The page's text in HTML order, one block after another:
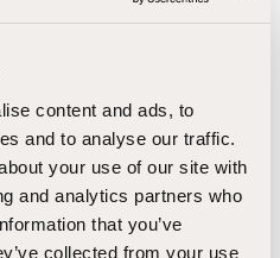
content and ads, to
and to analyse our traffic.
your use of our site with
and analytics partners who
that you’ve
collected from your use
kansanopisto ja
konserniin.
koulutusta vuosittain 3
ja ohjausalan suurin
vapaan sivistystyön
opiskelijoita